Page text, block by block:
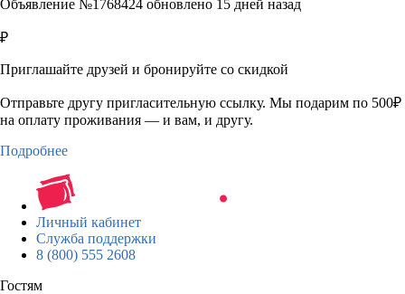
Объявление №1768424 обновлено 15 дней назад
₽
Приглашайте друзей и бронируйте со скидкой
Отправьте другу пригласительную ссылку. Мы подарим по 500₽
на оплату проживания — и вам, и другу.
Подробнее
Личный кабинет
Служба поддержки
8 (800) 555 2608
Гостям